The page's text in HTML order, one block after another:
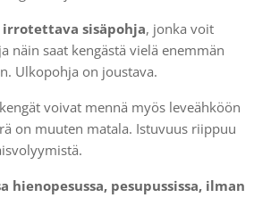
irrotettava sisäpohja, jonka voit
näin saat kengästä vielä enemmän
Ulkopohja on joustava.
voivat mennä myös leveähköön
on muuten matala. Istuvuus riippuu
hienopesussa, pesupussissa, ilman